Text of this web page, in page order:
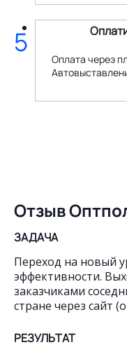
Оплата через
5
Отзыв
ЗАДАЧА
Переход на новый
эффективности.
заказчиками
стране через сайт
РЕЗУЛЬТАТ